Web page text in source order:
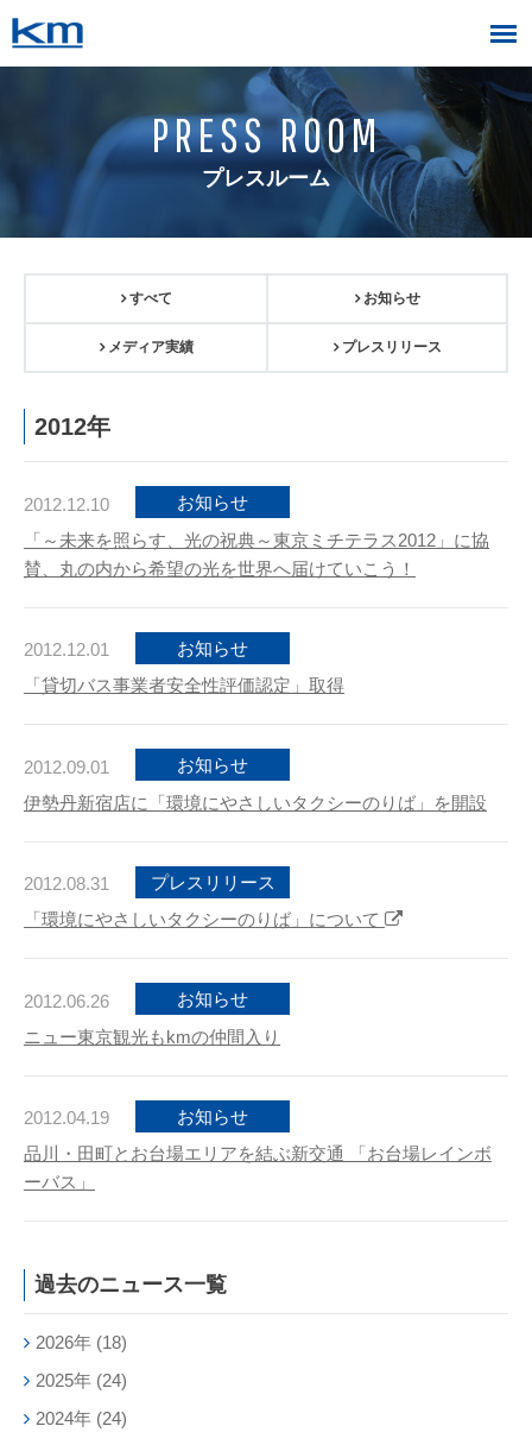
PRESS ROOM
プレスルーム
すべて お知らせ
メディア実績 プレスリリース
2012年
2012.12.10
お知らせ
「～未来を照らす、光の祝典～東京ミチテラス2012」に協
賛、丸の内から希望の光を世界へ届けていこう！
2012.12.01
お知らせ
「貸切バス事業者安全性評価認定」取得
2012.09.01
お知らせ
伊勢丹新宿店に「環境にやさしいタクシーのりば」を開設
2012.08.31
プレスリリース
「環境にやさしいタクシーのりば」について
2012.06.26
お知らせ
ニュー東京観光もkmの仲間入り
2012.04.19
お知らせ
品川・田町とお台場エリアを結ぶ新交通 「お台場レインボ
ーバス」
過去のニュース一覧
2026年 (18)
2025年 (24)
2024年 (24)